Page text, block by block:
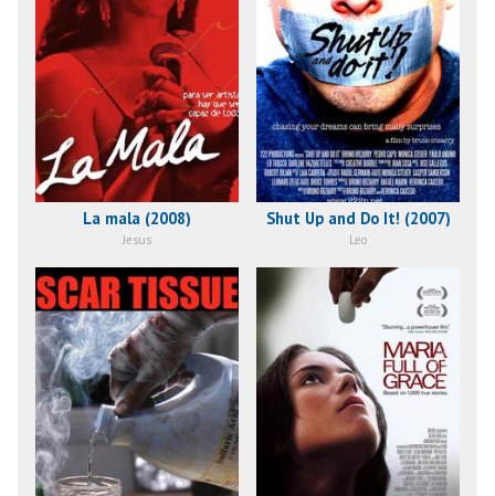
La mala (2008)
Jesus
Shut Up and Do It! (2007)
Leo